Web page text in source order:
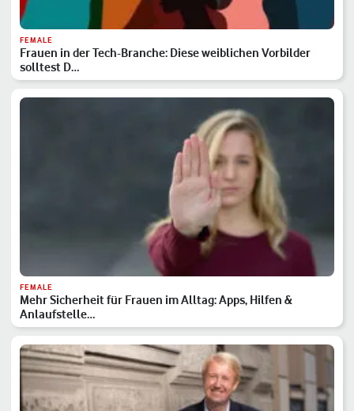
FEMALE
Frauen in der Tech-Branche: Diese weiblichen Vorbilder
solltest D…
FEMALE
Mehr Sicherheit für Frauen im Alltag: Apps, Hilfen &
Anlaufstelle…